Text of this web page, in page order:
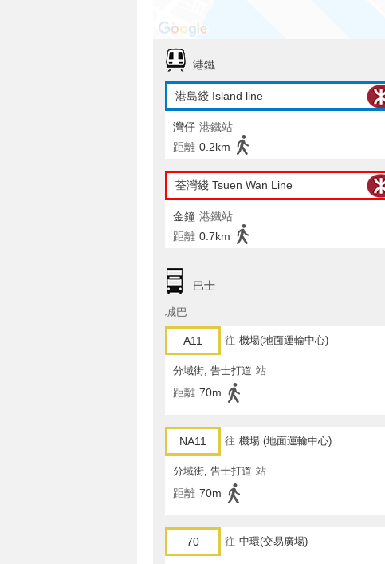
港鐵
港島綫 Island line
灣仔 港鐵站
距離 0.2km
荃灣綫 Tsuen Wan Line
金鐘 港鐵站
距離 0.7km
巴士
城巴
A11 往 機場(地面運輸中心)
分域街, 告士打道 站
距離 70m
NA11 往 機場 (地面運輸中心)
分域街, 告士打道 站
距離 70m
70 往 中環(交易廣場)